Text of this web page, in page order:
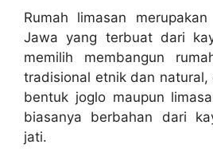
Rumah limasan
Jawa yang terbuat dari
memilih membangun
tradisional etnik dan natural,
bentuk joglo maupun
biasanya berbahan dari
jati.